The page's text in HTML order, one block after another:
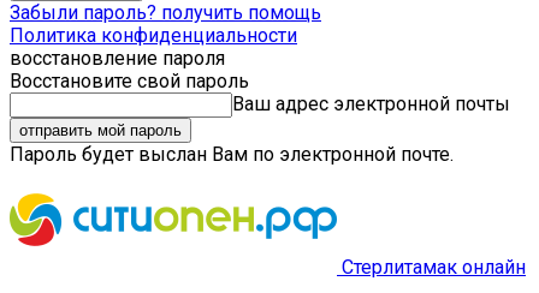
Забыли пароль? получить помощь
Политика конфиденциальности
восстановление пароля
Восстановите свой пароль
Ваш адрес электронной почты
Пароль будет выслан Вам по электронной почте.
Стерлитамак онлайн